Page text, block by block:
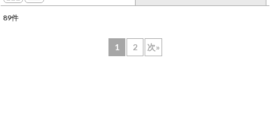
89件
1 2 次»